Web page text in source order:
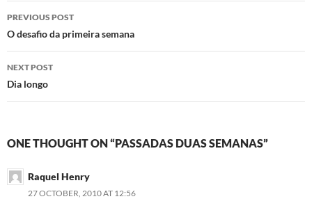
Post
navigation
PREVIOUS POST
O desafio da primeira semana
NEXT POST
Dia longo
ONE THOUGHT ON “PASSADAS DUAS SEMANAS”
Raquel Henry
27 OCTOBER, 2010 AT 12:56